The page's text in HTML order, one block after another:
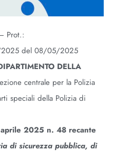
Prot.:
del 08/05/2025
DELLA
centrale per la Polizia
speciali della Polizia di
aprile 2025 n. 48 recante
di sicurezza pubblica, di